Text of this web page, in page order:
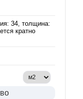
34, толщина:
кратно